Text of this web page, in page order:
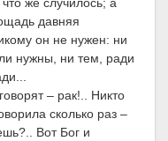
же случилось; а
давняя
он не нужен: ни
нужны, ни тем, ради
– рак!.. Никто
сколько раз –
Вот Бог и